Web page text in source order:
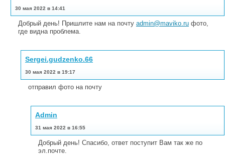
30 мая 2022 в 14:41
Добрый день! Пришлите нам на почту admin@maviko.ru фото,
где видна проблема.
Sergei.gudzenko.66
30 мая 2022 в 19:17
отправил фото на почту
Admin
31 мая 2022 в 16:55
Добрый день! Спасибо, ответ поступит Вам так же по
эл.почте.